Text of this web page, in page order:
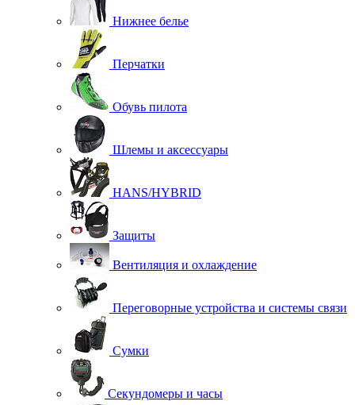
Нижнее белье
Перчатки
Обувь пилота
Шлемы и аксессуары
HANS/HYBRID
Защиты
Вентиляция и охлаждение
Переговорные устройства и системы связи
Сумки
Секундомеры и часы